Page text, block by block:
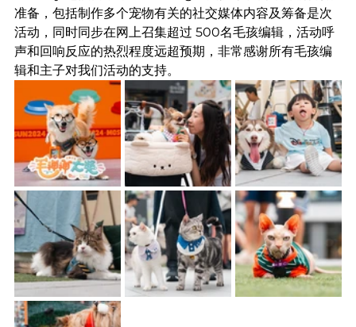
准备，包括制作多个宠物有关的社交媒体内容及筹备是次
活动，同时同步在网上召集超过 500名毛孩编辑，活动呼
声和回响反应的热烈程度远超预期，非常感谢所有毛孩编
辑和主子对我们活动的支持。